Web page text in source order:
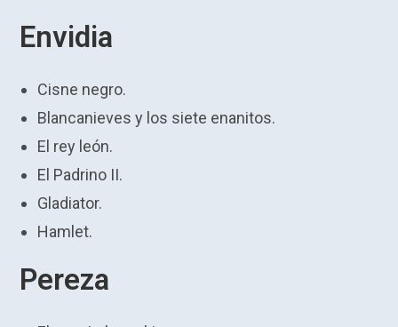
Envidia
Cisne negro.
Blancanieves y los siete enanitos.
El rey león.
El Padrino II.
Gladiator.
Hamlet.
Pereza